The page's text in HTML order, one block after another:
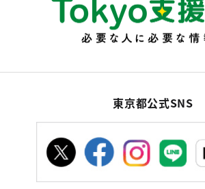
東京都公式SNS